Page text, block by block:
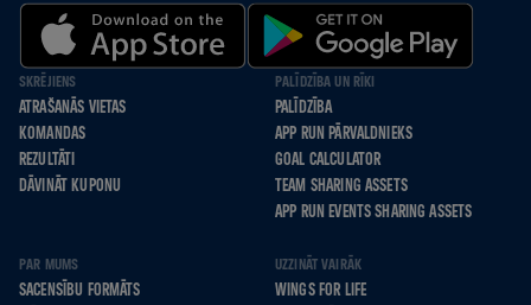
SKRĒJIENS
ATRAŠANĀS VIETAS
KOMANDAS
REZULTĀTI
DĀVINĀT KUPONU
PALĪDZĪBA UN RĪKI
PALĪDZĪBA
APP RUN PĀRVALDNIEKS
GOAL CALCULATOR
TEAM SHARING ASSETS
APP RUN EVENTS SHARING ASSETS
PAR MUMS
SACENSĪBU FORMĀTS
UZZINĀT VAIRĀK
WINGS FOR LIFE